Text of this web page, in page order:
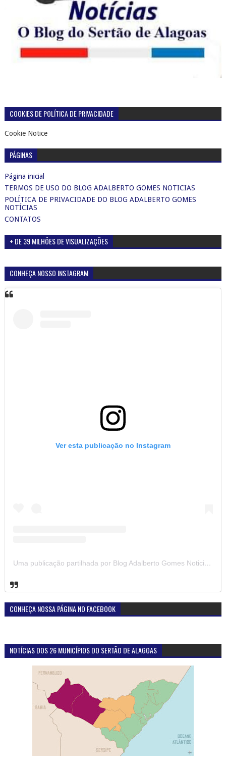
COOKIES DE POLÍTICA DE PRIVACIDADE
Cookie Notice
PÁGINAS
Página inicial
TERMOS DE USO DO BLOG ADALBERTO GOMES NOTICIAS
POLÍTICA DE PRIVACIDADE DO BLOG ADALBERTO GOMES
NOTÍCIAS
CONTATOS
+ DE 39 MILHÕES DE VISUALIZAÇÕES
CONHEÇA NOSSO INSTAGRAM
Ver esta publicação no Instagram
Uma publicação partilhada por Blog Adalberto Gomes Noticias (@blogadalbertogomesnoticiass)
CONHEÇA NOSSA PÁGINA NO FACEBOOK
NOTÍCIAS DOS 26 MUNICÍPIOS DO SERTÃO DE ALAGOAS